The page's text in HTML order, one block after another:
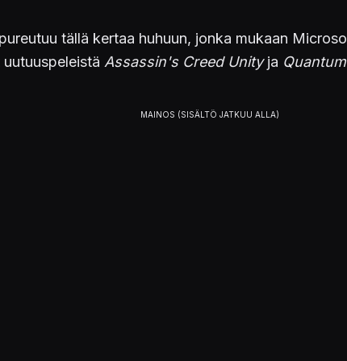
tällä kertaa huhuun, jonka mukaan
Assassin's Creed Unityja